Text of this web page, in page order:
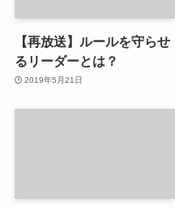
【再放送】ルールを守らせ
るリーダーとは？
2019年5月21日